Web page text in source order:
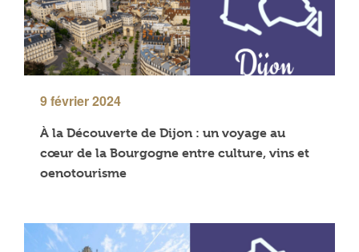
9 février 2024
À la Découverte de Dijon : un voyage au
cœur de la Bourgogne entre culture, vins et
oenotourisme